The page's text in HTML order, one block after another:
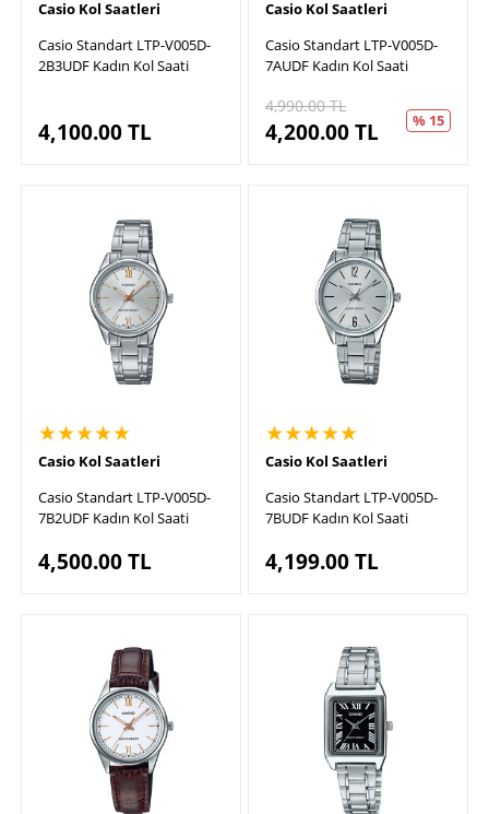
Casio Kol Saatleri
Casio Standart LTP-V005D-
2B3UDF Kadın Kol Saati
4,100.00TL
Casio Kol Saatleri
Casio Standart LTP-V005D-
7AUDF Kadın Kol Saati
4,990.00TL
4,200.00TL % 15
★★★★★
Casio Kol Saatleri
Casio Standart LTP-V005D-
7B2UDF Kadın Kol Saati
4,500.00TL
★★★★★
Casio Kol Saatleri
Casio Standart LTP-V005D-
7BUDF Kadın Kol Saati
4,199.00TL